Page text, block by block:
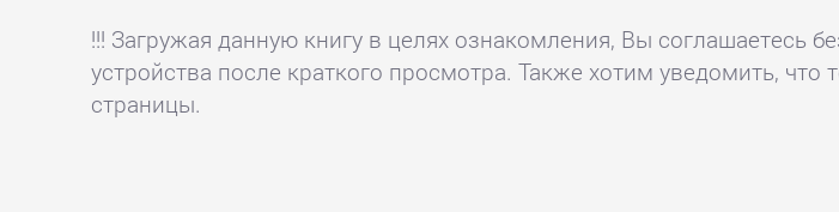
!!! Загружая данную книгу в целях ознакомления, Вы соглашаетесь
устройства после краткого просмотра. Также хотим уведомить,
страницы.